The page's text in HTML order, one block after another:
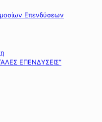
Επενδύσεων
ΕΠΕΝΔΥΣΕΙΣ”